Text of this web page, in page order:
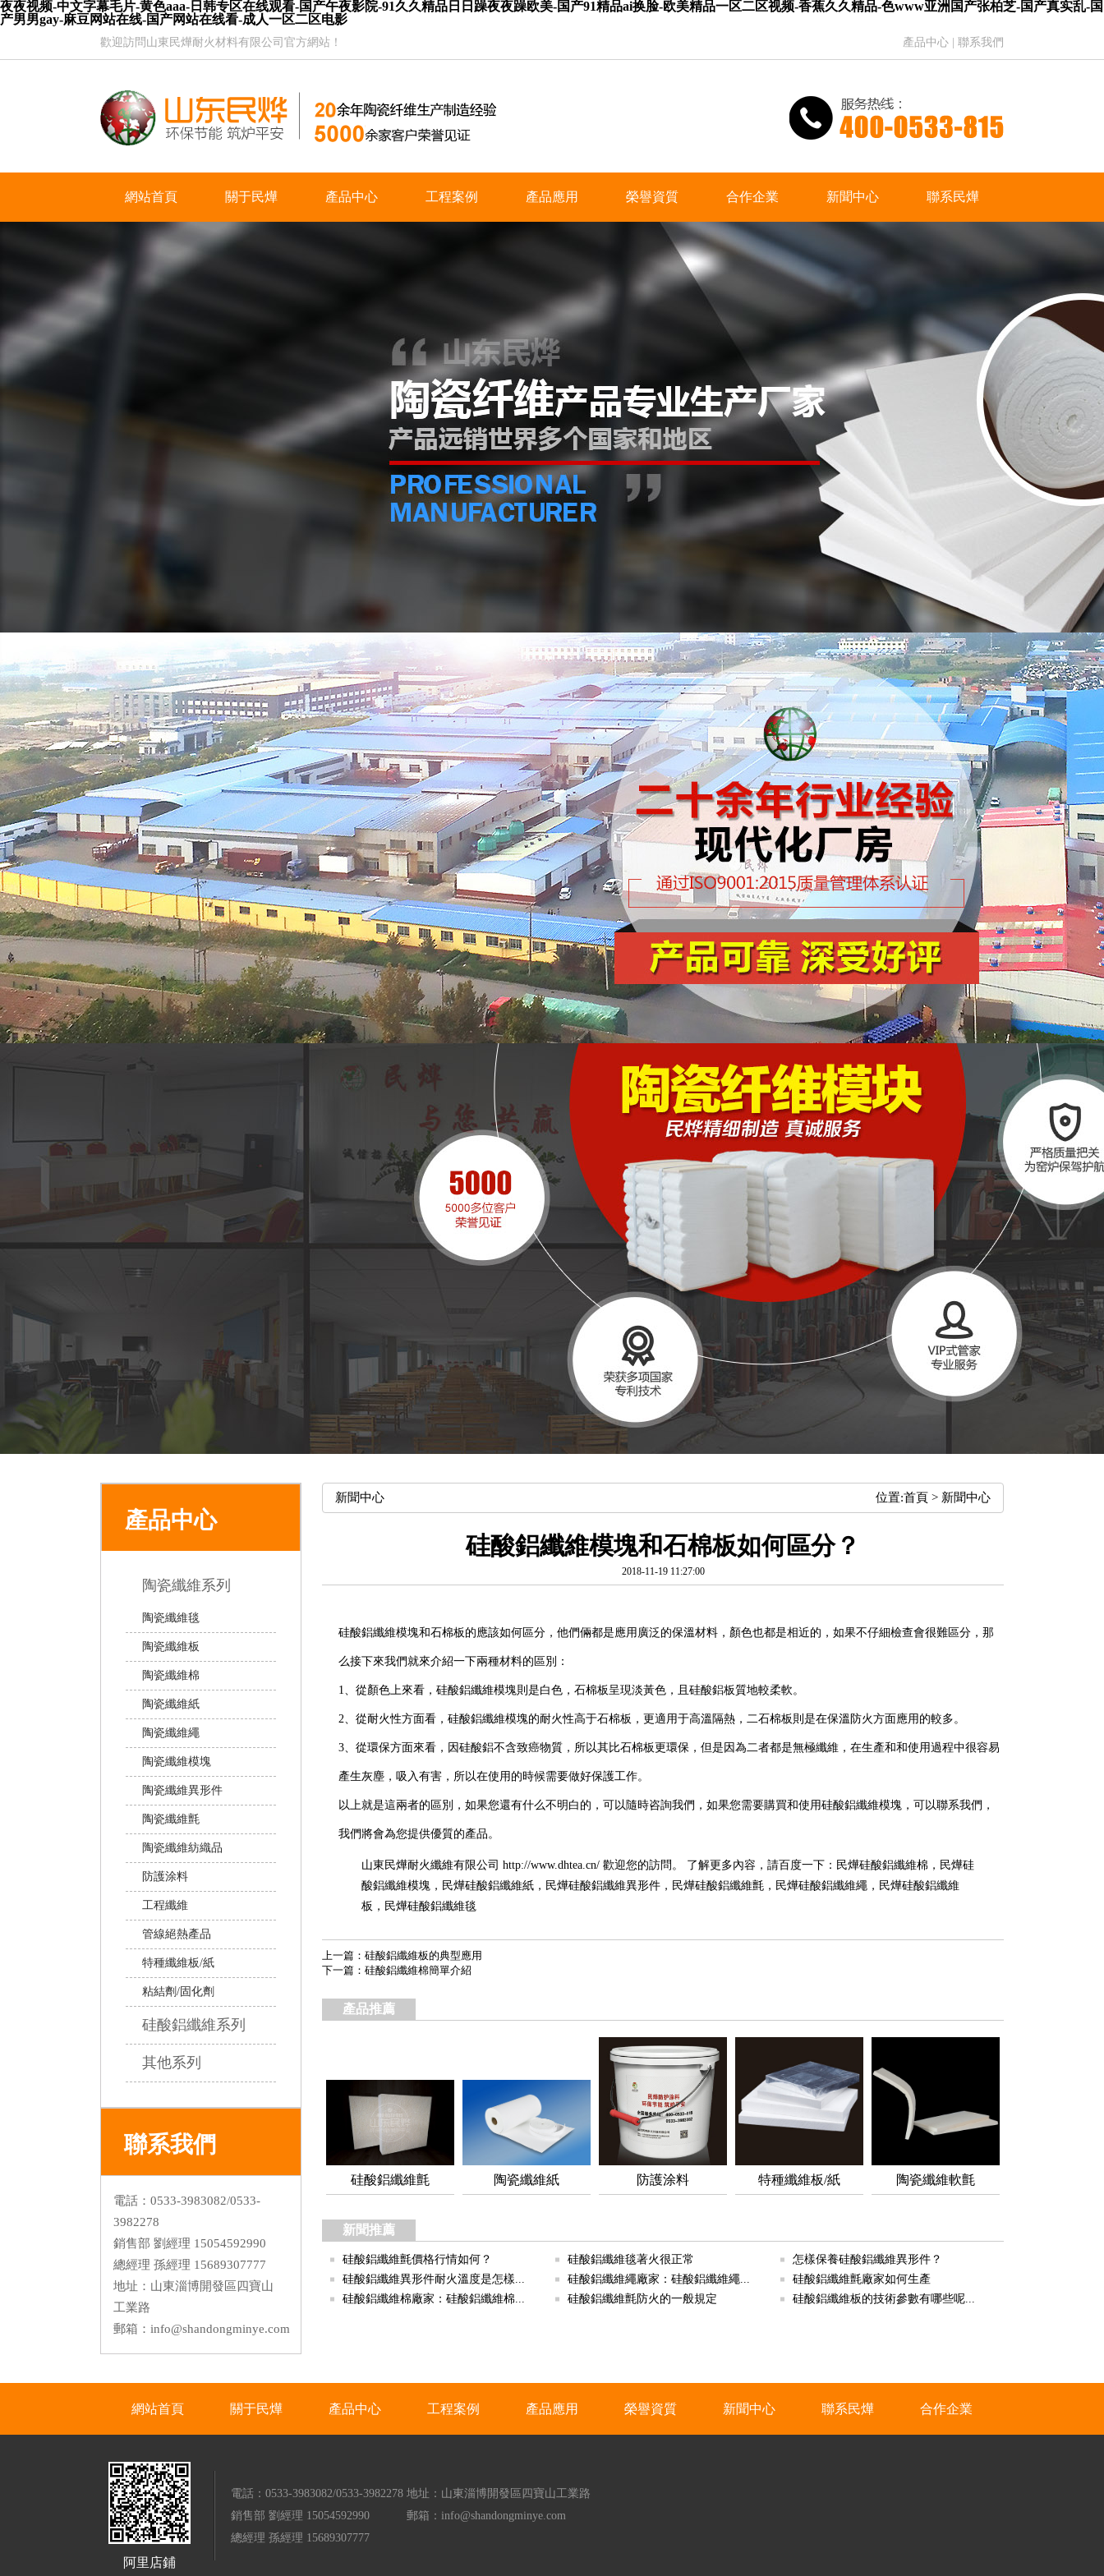
夜夜视频-中文字幕毛片-黄色aaa-日韩专区在线观看-国产午夜影院-91久久精品日日躁夜夜躁欧美-国产91精品ai换脸-欧美精品一区二区视频-香蕉久久精品-色www亚洲国产张柏芝-国产真实乱-国
产男男gay-麻豆网站在线-国产网站在线看-成人一区二区电影
歡迎訪問山東民燁耐火材料有限公司官方網站！ 產品中心 聯系我們
網站首頁 關于民燁 產品中心 工程案例 產品應用 榮譽資質 合作企業 新聞中心 聯系民燁
產品中心
陶瓷纖維系列
陶瓷纖維毯
陶瓷纖維板
陶瓷纖維棉
陶瓷纖維紙
陶瓷纖維繩
陶瓷纖維模塊
陶瓷纖維異形件
陶瓷纖維氈
陶瓷纖維紡織品
防護涂料
工程纖維
管線絕熱產品
特種纖維板/紙
粘結劑/固化劑
硅酸鋁纖維系列
硅酸鋁纖維毯
硅酸鋁纖維板
硅酸鋁纖維紙
硅酸鋁纖維繩
硅酸鋁纖維模塊
硅酸鋁纖維異形件
硅酸鋁纖維氈
其他系列
澆注料
輕質莫來石磚
柔性防火包覆毯
整體纖維模塊
聯系我們
電話：0533-3983082/0533-
3982278
銷售部 劉經理 15054592990
總經理 孫經理 15689307777
地址：山東淄博開發區四寶山
工業路
郵箱：info@shandongminye.com
新聞中心 位置:首頁 > 新聞中心
硅酸鋁纖維模塊和石棉板如何區分？
2018-11-19 11:27:00
硅酸鋁纖維模塊和石棉板的應該如何區分，他們倆都是應用廣泛的保溫材料，顏色也都是相近的，如果不仔細檢查會很難區分，那
么接下來我們就來介紹一下兩種材料的區別：
1、從顏色上來看，硅酸鋁纖維模塊則是白色，石棉板呈現淡黃色，且硅酸鋁板質地較柔軟。
2、從耐火性方面看，硅酸鋁纖維模塊的耐火性高于石棉板，更適用于高溫隔熱，二石棉板則是在保溫防火方面應用的較多。
3、從環保方面來看，因硅酸鋁不含致癌物質，所以其比石棉板更環保，但是因為二者都是無極纖維，在生產和和使用過程中很容易
產生灰塵，吸入有害，所以在使用的時候需要做好保護工作。
以上就是這兩者的區別，如果您還有什么不明白的，可以隨時咨詢我們，如果您需要購買和使用硅酸鋁纖維模塊，可以聯系我們，
我們將會為您提供優質的產品。
山東民燁耐火纖維有限公司 http://www.dhtea.cn/ 歡迎您的訪問。 了解更多內容，請百度一下：民燁硅酸鋁纖維棉 ，民燁硅
酸鋁纖維模塊 ，民燁硅酸鋁纖維紙 ，民燁硅酸鋁纖維異形件 ，民燁硅酸鋁纖維氈 ，民燁硅酸鋁纖維繩 ，民燁硅酸鋁纖維
板 ，民燁硅酸鋁纖維毯
上一篇： 硅酸鋁纖維板的典型應用
下一篇： 硅酸鋁纖維棉簡單介紹
產品推薦
硅酸鋁纖維氈 陶瓷纖維紙 防護涂料 特種纖維板/紙 陶瓷纖維軟氈
新聞推薦
硅酸鋁纖維氈價格行情如何？
硅酸鋁纖維異形件耐火溫度是怎樣...
硅酸鋁纖維棉廠家：硅酸鋁纖維棉...
硅酸鋁纖維毯著火很正常
硅酸鋁纖維繩廠家：硅酸鋁纖維繩...
硅酸鋁纖維氈防火的一般規定
怎樣保養硅酸鋁纖維異形件？
硅酸鋁纖維氈廠家如何生產
硅酸鋁纖維板的技術參數有哪些呢...
網站首頁 關于民燁 產品中心 工程案例 產品應用 榮譽資質 新聞中心 聯系民燁 合作企業
阿里店鋪
電話：0533-3983082/0533-3982278
銷售部 劉經理 15054592990
總經理 孫經理 15689307777
地址：山東淄博開發區四寶山工業路
郵箱：info@shandongminye.com